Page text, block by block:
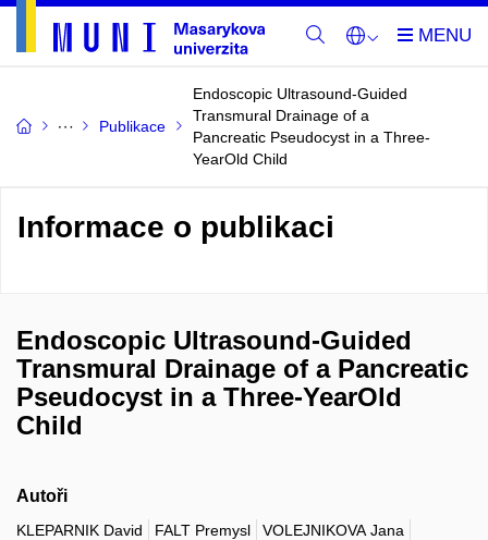
Publikace
Endoscopic Ultrasound-Guided
Transmural Drainage of a
Pancreatic Pseudocyst in a Three-
YearOld Child
Informace o publikaci
Endoscopic Ultrasound-Guided
Transmural Drainage of a Pancreatic
Pseudocyst in a Three-YearOld
Child
Autoři
KLEPARNIK David FALT Premysl
VOLEJNIKOVA Jana